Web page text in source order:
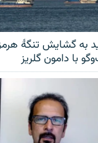
به گشایش تنگهٔ
با دامون گلریز